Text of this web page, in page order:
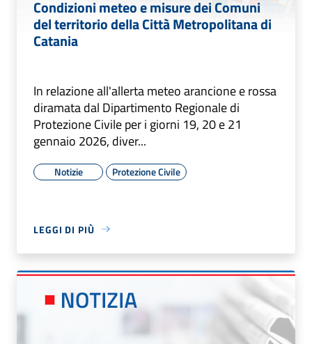
Condizioni meteo e misure dei Comuni
del territorio della Città Metropolitana di
Catania
In relazione all'allerta meteo arancione e rossa
diramata dal Dipartimento Regionale di
Protezione Civile per i giorni 19, 20 e 21
gennaio 2026, diver...
Notizie Protezione Civile
LEGGI DI PIÙ